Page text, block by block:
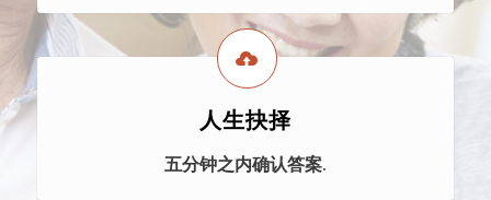
人生抉择
五分钟之内确认答案.